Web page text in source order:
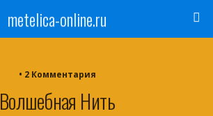
metelica-online.ru
• 2 Комментария
Волшебная Нить